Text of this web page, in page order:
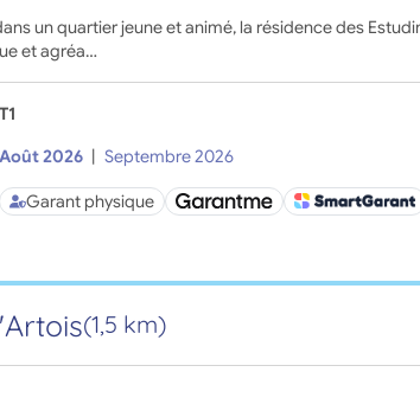
un quartier jeune et animé, la résidence des
et agréa…
T1
Août 2026 | Septembre 2026
Garant physique
(1,5 km)